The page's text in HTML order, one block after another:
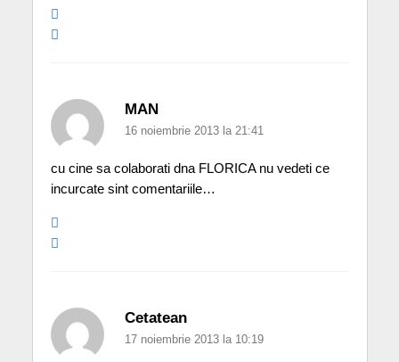
MAN
16 noiembrie 2013 la 21:41
cu cine sa colaborati dna FLORICA nu vedeti ce
incurcate sint comentariile…
Cetatean
17 noiembrie 2013 la 10:19